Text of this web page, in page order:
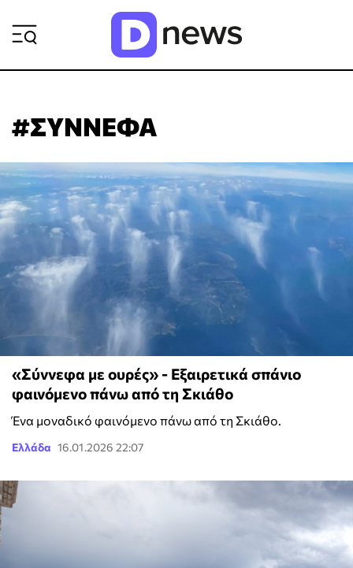
#ΣΥΝΝΕΦΑ
«Σύννεφα με ουρές» - Εξαιρετικά σπάνιο
φαινόμενο πάνω από τη Σκιάθο
Ένα μοναδικό φαινόμενο πάνω από τη Σκιάθο.
Ελλάδα 16.01.2026 22:07